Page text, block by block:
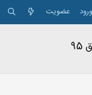
ورود عضویت